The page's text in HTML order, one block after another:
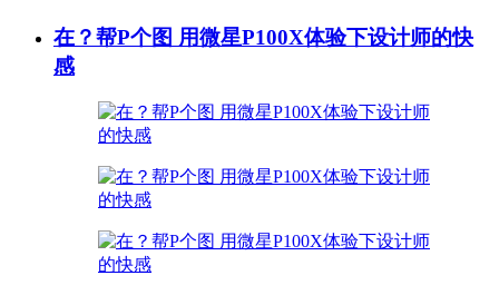
在？帮P个图 用微星P100X体验下设计师的快
感